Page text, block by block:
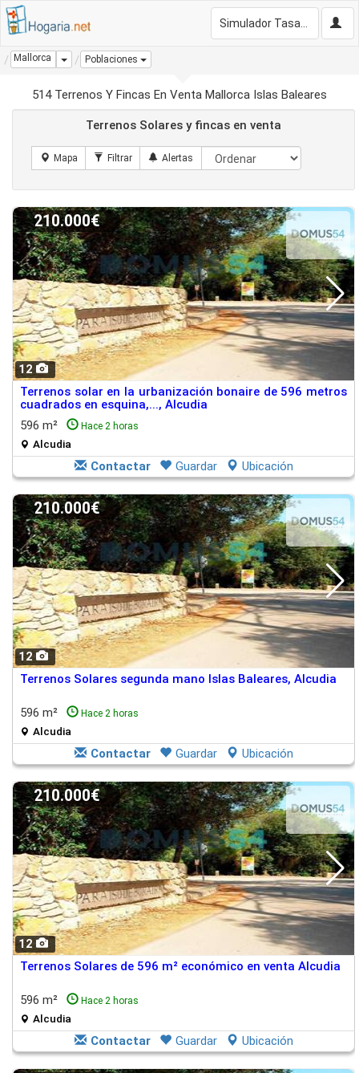
Mallorca Dropdown
Poblaciones
514 Terrenos Y Fincas En Venta Mallorca Islas Baleares
Terrenos Solares y fincas en venta
12
210.000€
Terrenos solar en la urbanización bonaire de 596 metros
cuadrados en esquina,..., Alcudia
596 m²
Hace 2 horas
Alcudia
Contactar Guardar Ubicación
12
210.000€
Terrenos Solares segunda mano Islas Baleares, Alcudia
596 m² Hace 2 horas
Alcudia
Contactar Guardar Ubicación
12
210.000€
Terrenos Solares de 596 m² económico en venta Alcudia
596 m² Hace 2 horas
Alcudia
Contactar Guardar Ubicación